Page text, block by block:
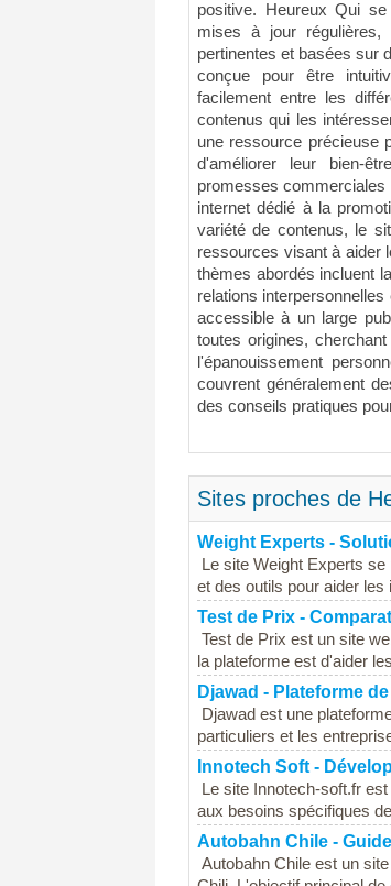
positive. Heureux Qui
mises à jour régulières,
pertinentes et basées sur
conçue pour être
facilement entre les
contenus qui les
une ressource précieuse
d'améliorer leur bien-
promesses commerciales
internet dédié à la
variété de contenus, le
ressources visant à aider
thèmes abordés incluent
relations
accessible à un large
toutes origines,
l'épanouissement
couvrent généralement
des conseils pratiques
Sites proches de
Weight Experts -
Le site Weight Experts
et des outils pour aider
Test de Prix -
Test de Prix est un site
la plateforme est d'aider
Djawad - Plateforme
Djawad est une
particuliers et les
Innotech Soft -
Le site Innotech-soft.fr
aux besoins spécifiques
Autobahn Chile -
Autobahn Chile est un